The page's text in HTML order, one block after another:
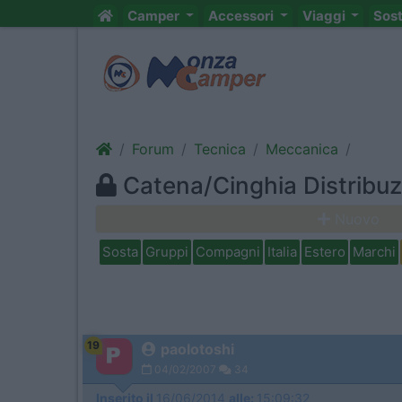
Camper Accessori Viaggi
Forum Tecnica Meccanica
Catena/Cinghia
Sosta Gruppi Compagni Italia Estero Marchi
19 paolotoshi
04/02/2007 34
Inserito il 16/06/2014 alle: 15:09:32